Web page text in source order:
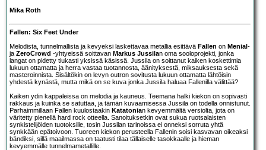
Mika Roth
Fallen: Six Feet Under
Melodista, tunnelmallista ja kevyeksi laskettavaa metallia esittävä Fallen on Menial-
ja ZeroCrowd -yhtyeissä soittavan Markus Jussilan oma sooloprojekti, jonka
langat on pidetty tiukasti yksissä käsissä. Jussila on soittanut kaiken koskettimia
lukuun ottamatta ja herra vastaa tuotannosta, äänityksestä, miksauksesta sekä
masteroinnista. Sisältökin on levyn outron sovitusta lukuun ottamatta lähtöisin
yhdestä kynästä, mutta mikä on se kuva jonka Jussila haluaa Fallenilla välittää?
Kaiken ydin kappaleissa on melodia ja kauneus. Teemana halki kiekon on sopivasti
rakkaus ja kuinka se satuttaa, ja tämän kuvaamisessa Jussila on todella onnistunut.
Parhaimmillaan Fallen kuulostaakin Katatonian kevyemmältä versiolta, jota on
väritetty pienellä hard rock otteella. Sanoituksetkin ovat sukua ruotsalaisten
synkistelijöiden tuotoksille, tosin Jussilan tarinoissa ei onneksi sorruta yhtä
synkkään epätoivoon. Tuoreen kiekon perusteella Fallenin soisi kasvavan oikeaksi
bändiksi, sillä maailmassa on taatusti tilaa tällaiselle tasokkaalle ja hieman
kevyemmälle tunnelmametallille.